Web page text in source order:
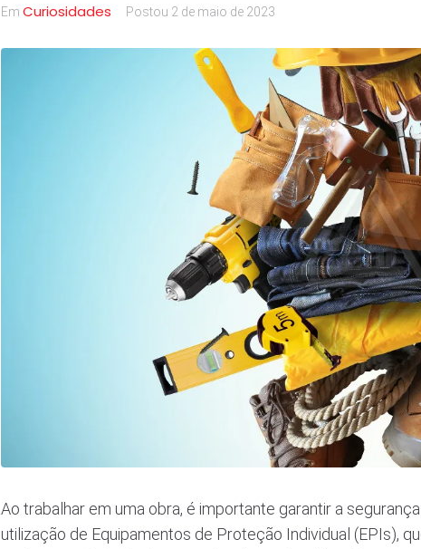
Em Curiosidades Postou 2 de maio de 2023
Ao trabalhar em uma obra, é importante garantir a
utilização de Equipamentos de Proteção Individual (EPIs),